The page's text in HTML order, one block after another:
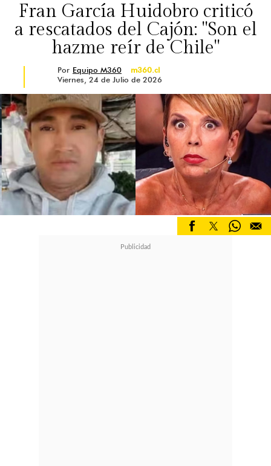
Fran García Huidobro criticó
a rescatados del Cajón: "Son el
hazme reír de Chile"
Por Equipo M360
m360.cl
Viernes, 24 de Julio de 2026